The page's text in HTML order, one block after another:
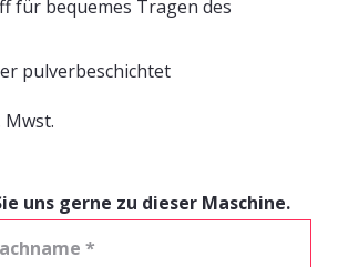
für bequemes Tragen des
pulverbeschichtet
Mwst.
uns gerne zu dieser Maschine.